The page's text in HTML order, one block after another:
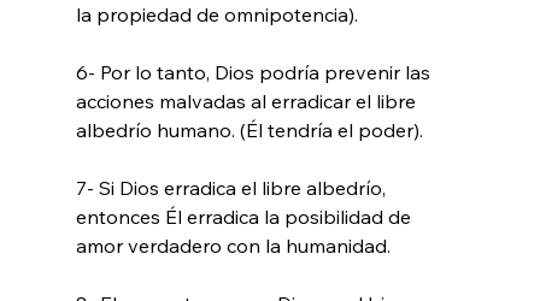
la propiedad de omnipotencia).
6- Por lo tanto, Dios podría prevenir las
acciones malvadas al erradicar el libre
albedrío humano. (Él tendría el poder).
7- Si Dios erradica el libre albedrío,
entonces Él erradica la posibilidad de
amor verdadero con la humanidad.